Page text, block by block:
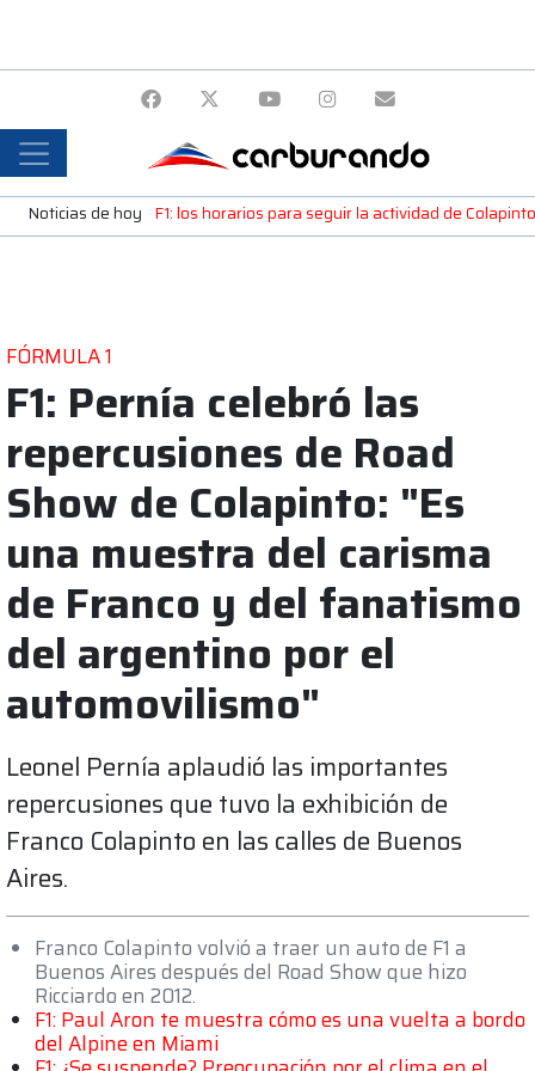
Noticias de hoy F1: los horarios para seguir la actividad de
FÓRMULA 1
F1: Pernía celebró las
repercusiones de Road
Show de Colapinto: "Es
una muestra del carisma
de Franco y del fanatismo
del argentino por el
automovilismo"
Leonel Pernía aplaudió las importantes
repercusiones que tuvo la exhibición de
Franco Colapinto en las calles de Buenos
Aires.
Franco Colapinto volvió a traer un auto de F1 a
Buenos Aires después del Road Show que hizo
Ricciardo en 2012.
F1: Paul Aron te muestra cómo es una vuelta a bordo
del Alpine en Miami